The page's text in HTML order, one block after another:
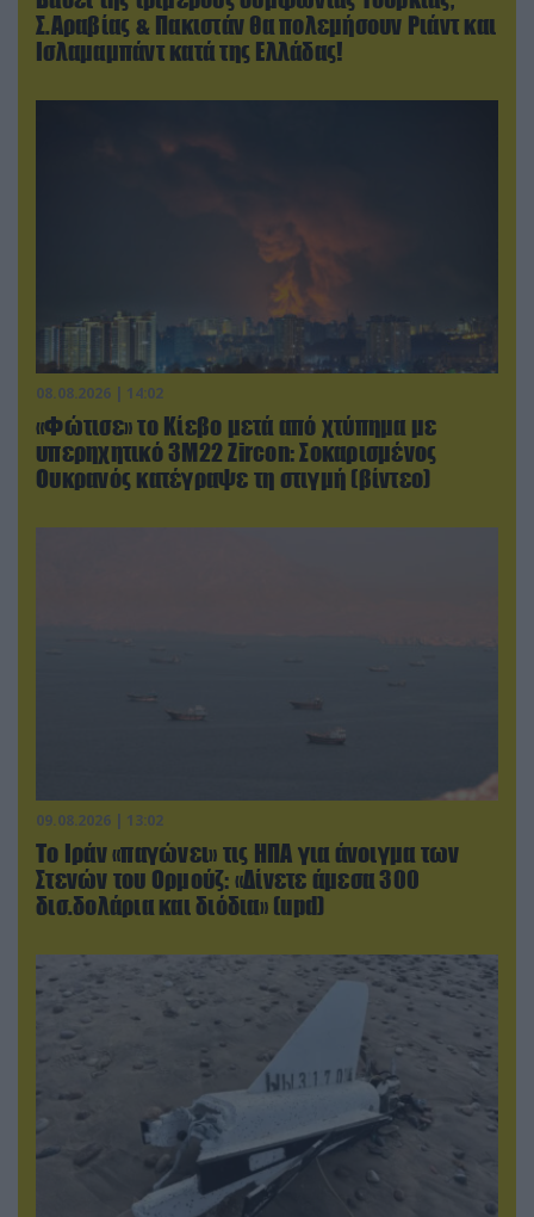
Σ.Αραβίας & Πακιστάν θα πολεμήσουν Ριάντ και
Ισλαμαμπάντ κατά της Ελλάδας!
08.08.2026 | 14:02
«Φώτισε» το Κίεβο μετά από χτύπημα με
υπερηχητικό 3M22 Zircon: Σοκαρισμένος
Ουκρανός κατέγραψε τη στιγμή (βίντεο)
09.08.2026 | 13:02
Το Ιράν «παγώνει» τις ΗΠΑ για άνοιγμα των
Στενών του Ορμούζ: «Δίνετε άμεσα 300
δισ.δολάρια και διόδια» (upd)